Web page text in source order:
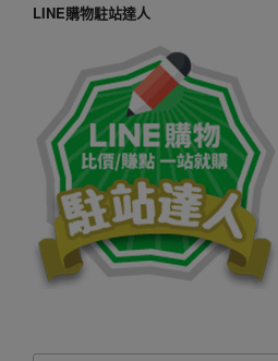
LINE購物駐站達人